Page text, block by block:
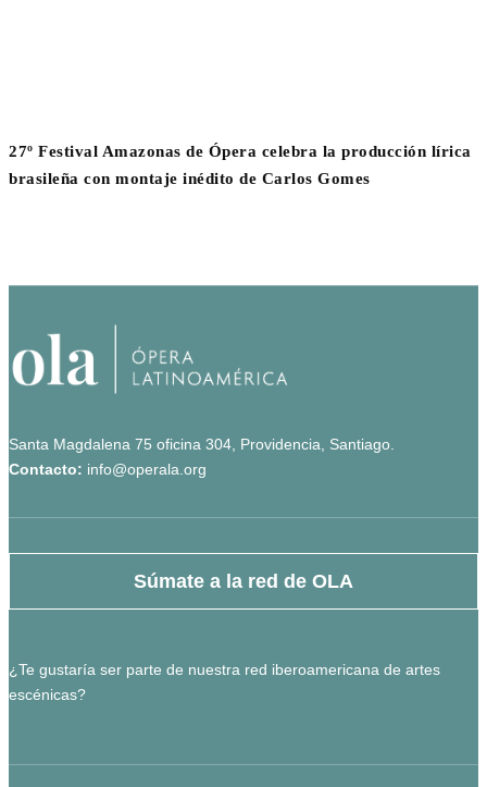
27º Festival Amazonas de Ópera celebra la producción lírica
brasileña con montaje inédito de Carlos Gomes
Santa Magdalena 75 oficina 304, Providencia, Santiago.
Contacto: info@operala.org
Súmate a la red de OLA
¿Te gustaría ser parte de nuestra red iberoamericana de artes
escénicas?